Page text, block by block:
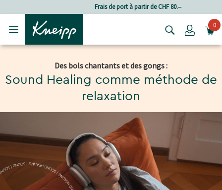
Passer au contenu du pied de page
Frais de port à partir de CHF 80.‒
Login0
Des bols chantants et des gongs :
Sound Healing comme méthode de
relaxation